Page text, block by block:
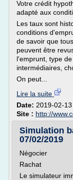
Votre crédit
adapté aux
Les taux sont
conditions
de savoir que
peuvent être
l'emprunt, type
intermédiaires,
On peut...
Lire la suite
Date: 2019-02-
Site : http://
Simulation
07/02/2019
Négocier
Rachat
Le simulateur